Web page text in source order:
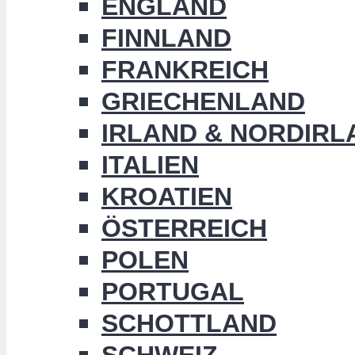
ENGLAND
FINNLAND
FRANKREICH
GRIECHENLAND
IRLAND &
ITALIEN
KROATIEN
ÖSTERREICH
POLEN
PORTUGAL
SCHOTTLAND